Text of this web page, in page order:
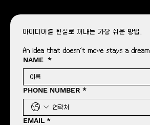
아이디어를 현실로 꺼내는 가장 쉬운 방법.
An idea that doesn’t move stays a dream.
NAME *
PHONE NUMBER *
EMAIL *